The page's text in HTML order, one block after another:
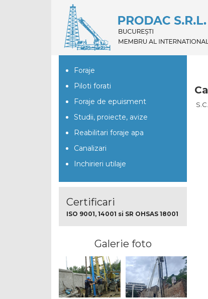
Foraje
Piloti forati
Foraje de epuisment
Studii, proiecte, avize
Reabilitari foraje apa
Canalizari
Inchirieri utilaje
Certificari
ISO 9001, 14001 si SR OHSAS 18001
Galerie foto